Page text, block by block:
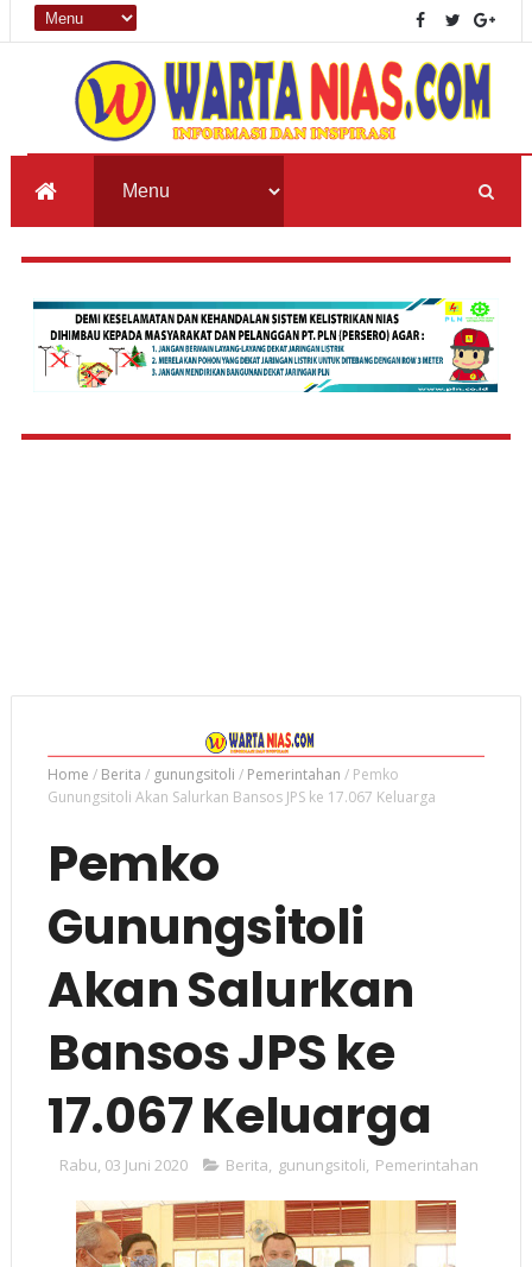
Home / Berita / gunungsitoli / Pemerintahan / Pemko
Gunungsitoli Akan Salurkan Bansos JPS ke 17.067 Keluarga
Pemko
Gunungsitoli
Akan Salurkan
Bansos JPS ke
17.067 Keluarga
Rabu, 03 Juni 2020 Berita, gunungsitoli, Pemerintahan